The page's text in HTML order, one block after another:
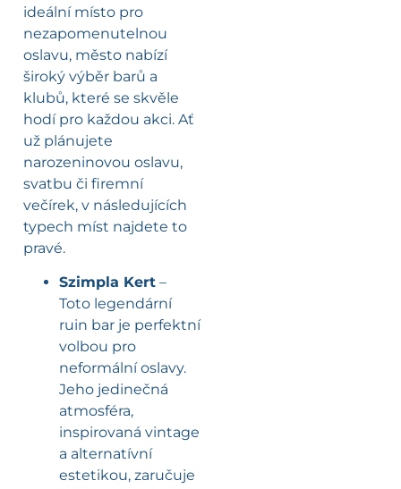
ideální místo pro
nezapomenutelnou
oslavu, město nabízí
široký výběr barů a
klubů, které se skvěle
hodí pro každou akci. Ať
už plánujete
narozeninovou oslavu,
svatbu či firemní
večírek, v následujících
typech míst najdete to
pravé.
Szimpla Kert –
Toto legendární
ruin bar je perfektní
volbou pro
neformální oslavy.
Jeho jedinečná
atmosféra,
inspirovaná vintage
a alternatívní
estetikou, zaručuje